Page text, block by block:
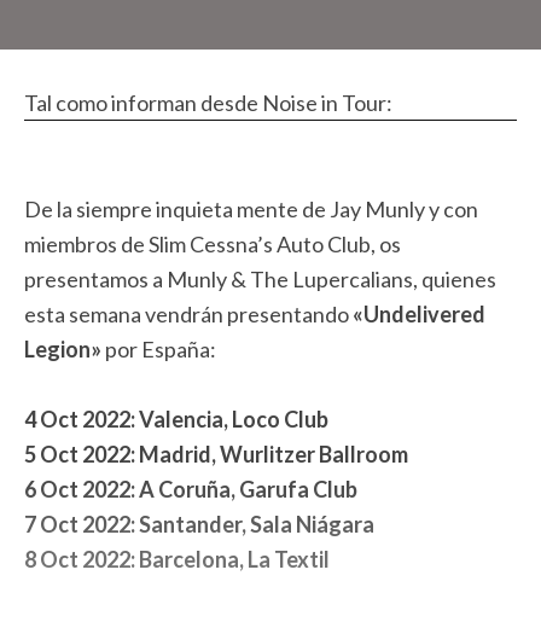
Tal como informan desde Noise in Tour:
De la siempre inquieta mente de Jay Munly y con
miembros de Slim Cessna’s Auto Club, os
presentamos a Munly & The Lupercalians, quienes
esta semana vendrán presentando«Undelivered
Legion» por España:
4 Oct 2022: Valencia, Loco Club
5 Oct 2022: Madrid, Wurlitzer Ballroom
6 Oct 2022: A Coruña, Garufa Club
7 Oct 2022: Santander, Sala Niágara
8 Oct 2022: Barcelona, La Textil